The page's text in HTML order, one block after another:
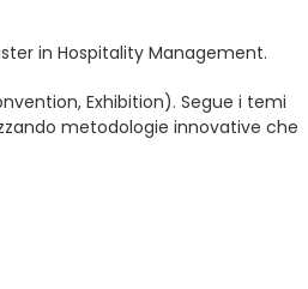
in Hospitality Management.
Exhibition). Segue i temi
metodologie innovative che